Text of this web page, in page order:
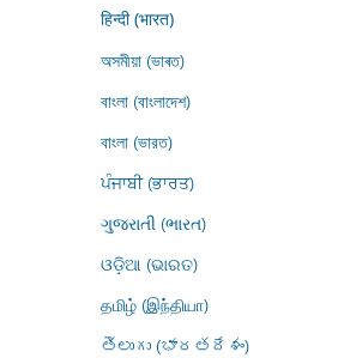
हिन्दी (भारत)
অসমীয়া (ভাৰত)
বাংলা (বাংলাদেশ)
বাংলা (ভারত)
ਪੰਜਾਬੀ (ਭਾਰਤ)
ગુજરાતી (ભારત)
ଓଡ଼ିଆ (ଭାରତ)
தமிழ் (இந்தியா)
తెలుగు (భారతదేశం)